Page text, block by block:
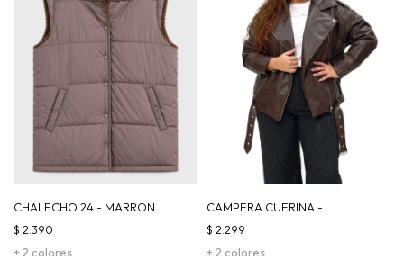
CHALECHO 24 - MARRON
+ 2 colores
$ 2.390
CAMPERA CUERINA -
CHOCOLATE
+ 2 colores
$ 2.299